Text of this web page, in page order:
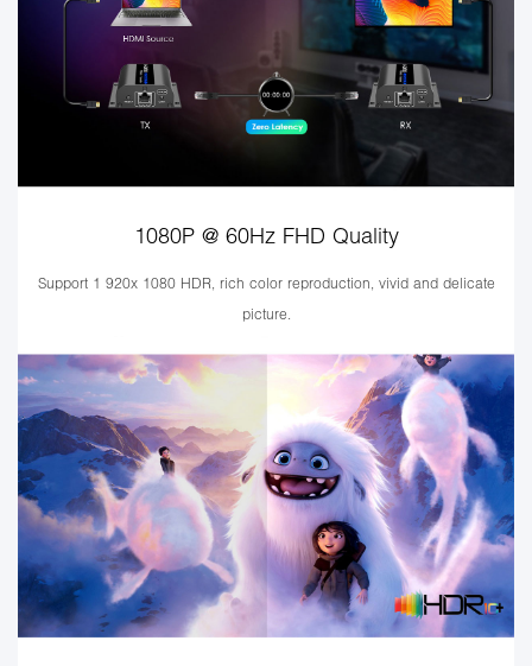
1080P @ 60Hz FHD Quality
Support 1 920x 1080 HDR, rich color reproduction, vivid and delicate
picture.